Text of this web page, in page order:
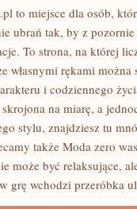
to miejsce dla osób,
ubrań tak, by z
To strona, na której
własnymi rękami
i codziennego
skrojona na miarę, a
stylu, znajdziesz tu
także Moda zero
może być relaksujące,
grę wchodzi przeróbka